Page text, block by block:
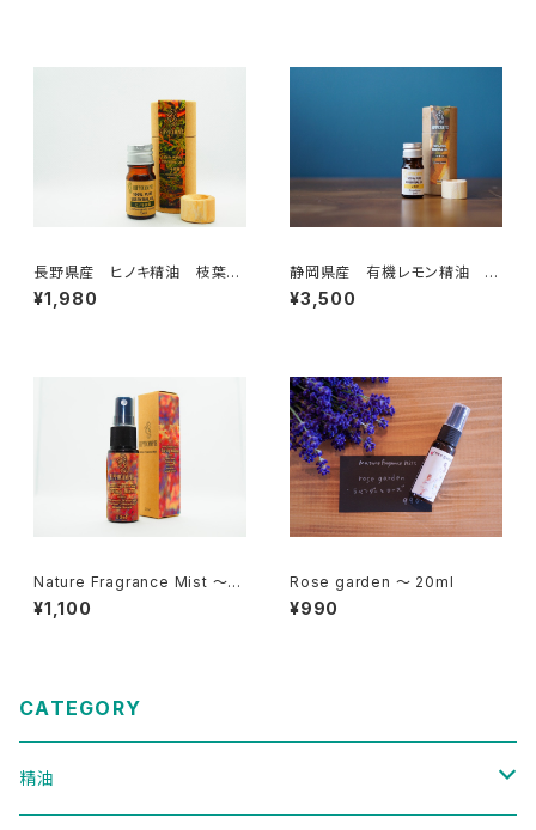
長野県産 ヒノキ精油 枝葉
5ml
¥1,980
静岡県産 有機レモン精油
5ml
¥3,500
Nature Fragrance Mist ～S
pring Blend～ 20ml
¥1,100
Rose garden ～ 20ml
¥990
CATEGORY
精油